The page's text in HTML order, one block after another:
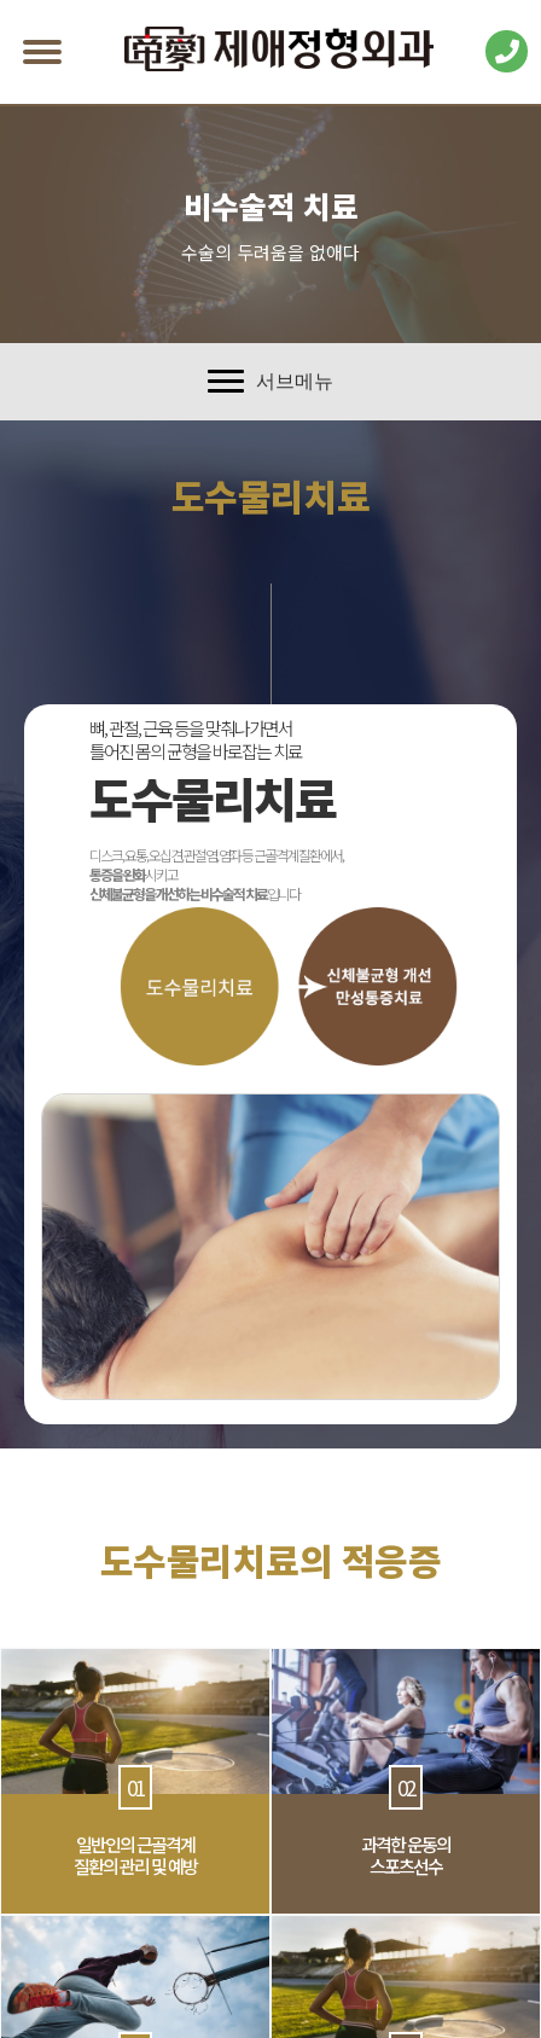
비수술적 치료
수술의 두려움을 없애다
서브메뉴
도수물리치료
뼈, 관절, 근육 등을 맞춰나가면서
틀어진 몸의 균형을 바로잡는 치료
도수물리치료
디스크, 요통, 오십견, 관절염, 염좌 등 근골격계 질환에서,
통증을 완화시키고
신체불균형을 개선하는 비수술적 치료입니다
도수물리치료의 적응증
01
일반인의 근골격계
질환의 관리 및 예방
02
과격한 운동의
스포츠선수